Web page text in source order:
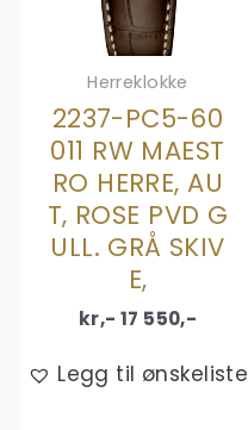
Herreklokke
2237-PC5-60
011 RW MAEST
RO HERRE, AU
T, ROSE PVD G
ULL. GRÅ SKIV
E,
kr,- 17 550,-
Legg til ønskeliste